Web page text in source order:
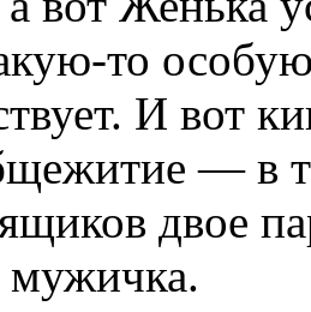
то
И вот
— в
двое
мужичка.